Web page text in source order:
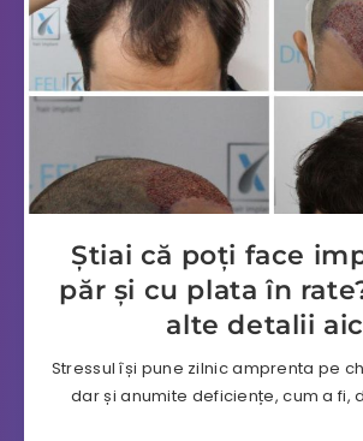
Știai că poți face
păr și cu plata în
alte detalii
Stressul își pune zilnic amprenta pe
dar și anumite deficiențe, cum a fi,